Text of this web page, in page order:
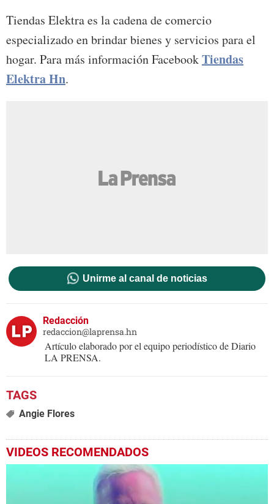
Tiendas Elektra es la cadena de comercio
especializado en brindar bienes y servicios para el
hogar. Para más información FacebookTiendas
Elektra Hn.
Unirme al canal de noticias
Redacción
redaccion@laprensa.hn
Artículo elaborado por el equipo periodístico de Diario
LA PRENSA.
Angie Flores
VIDEOS RECOMENDADOS